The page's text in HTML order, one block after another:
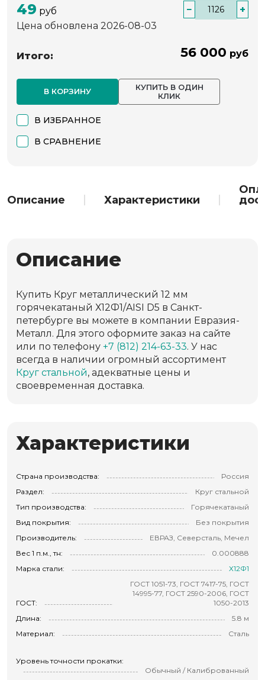
49 руб −
+
Цена обновлена 2026-08-03
Итого: 56 000 руб
В КОРЗИНУ
КУПИТЬ В ОДИН
КЛИК
В ИЗБРАННОЕ
В СРАВНЕНИЕ
Описание Характеристики
Описание
Купить Круг металлический 12 мм
горячекатаный Х12Ф1/AISI D5 в Санкт-
петербурге вы можете в компании Евразия-
Металл. Для этого оформите заказ на сайте
или по телефону +7 (812) 214-63-33. У нас
всегда в наличии огромный ассортимент
Круг стальной, адекватные цены и
своевременная доставка.
Характеристики
Страна производства:
Россия
Раздел:
Круг стальной
Тип производства:
Горячекатаный
Вид покрытия:
Без покрытия
Производитель:
ЕВРАЗ, Северсталь, Мечел
Вес 1 п.м., тн:
0.000888
Марка стали:
Х12Ф1
ГОСТ:
ГОСТ 1051-73, ГОСТ 7417-75, ГОСТ
14995-77, ГОСТ 2590-2006, ГОСТ
1050-2013
Длина:
5.8 м
Материал:
Сталь
Уровень точности прокатки:
Обычный / Калиброванный